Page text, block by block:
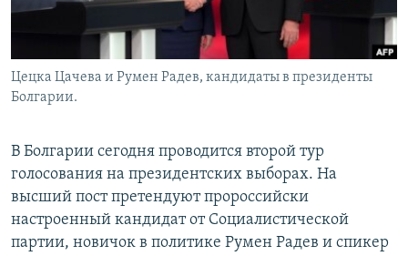
Цецка Цачева и Румен Радев, кандидаты в президенты
Болгарии.
В Болгарии сегодня проводится второй тур
голосования на президентских выборах. На
высший пост претендуют пророссийски
настроенный кандидат от Социалистической
партии, новичок в политике Румен Радев и спикер